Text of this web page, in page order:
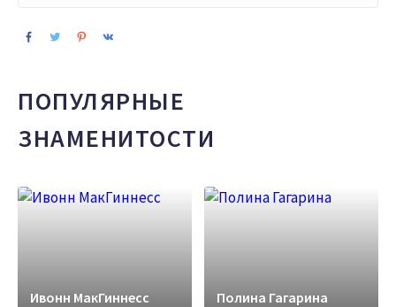
ПОПУЛЯРНЫЕ
ЗНАМЕНИТОСТИ
Ивонн МакГиннесс Полина Гагарина